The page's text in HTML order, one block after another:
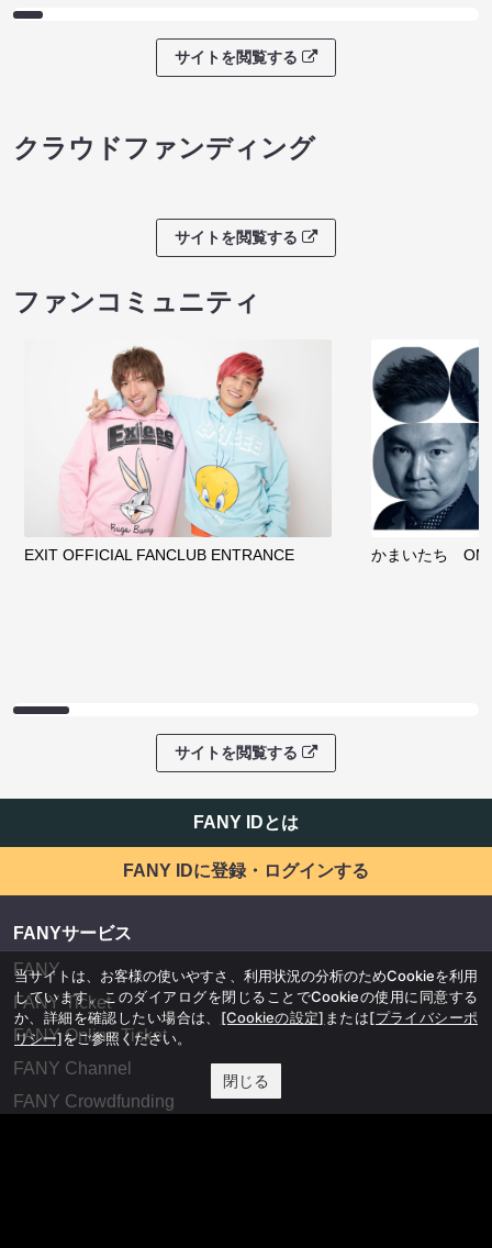
サイトを閲覧する
クラウドファンディング
サイトを閲覧する
ファンコミュニティ
EXIT OFFICIAL FANCLUB ENTRANCE かまいたち
サイトを閲覧する
FANY IDとは
FANY IDに登録・ログインする
FANYサービス
FANY
FANY Ticket
FANY Online Ticket
FANY Channel
FANY Crowdfunding
当サイトは、お客様の使いやすさ、利用状況の分析のためCookieを利用
しています。このダイアログを閉じることでCookieの使用に同意する
か、詳細を確認したい場合は、 [Cookieの設定] または[プライバシーポ
リシー]をご参照ください。
閉じる